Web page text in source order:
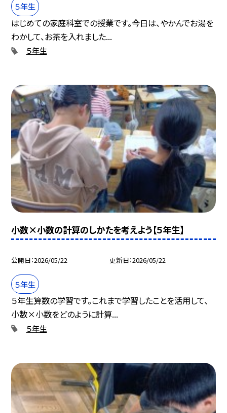
５年生
はじめての家庭科室での授業です。今日は、やかんでお湯を
わかして、お茶を入れました...
５年生
小数×小数の計算のしかたを考えよう【５年生】
公開日 2026/05/22 更新日 2026/05/22
５年生
５年生算数の学習です。これまで学習したことを活用して、
小数×小数をどのように計算...
５年生